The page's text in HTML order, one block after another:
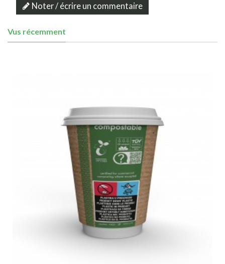
Noter / écrire un commentaire
Vus récemment